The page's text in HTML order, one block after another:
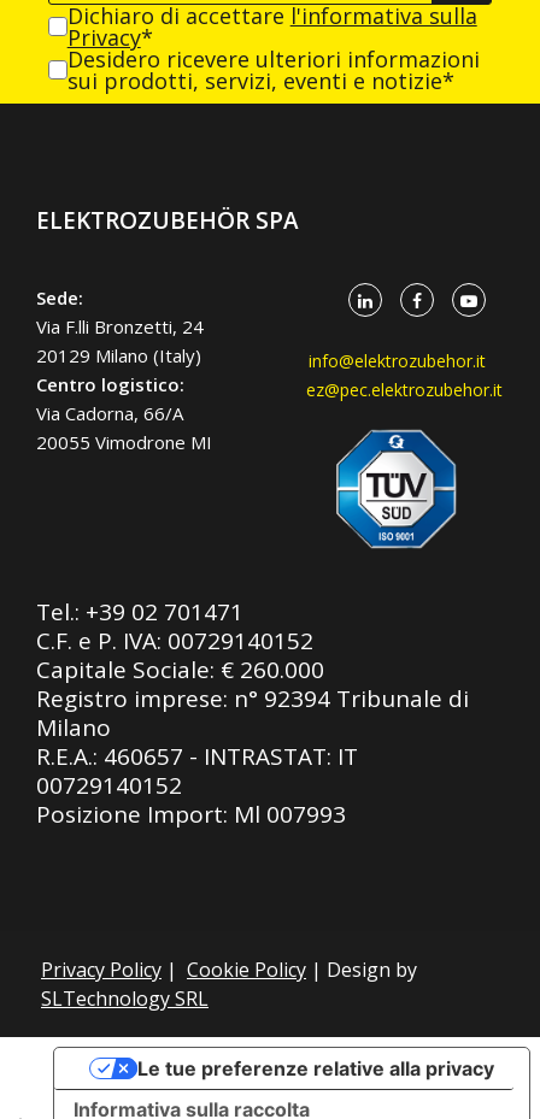
Dichiaro di accettare l'informativa sulla
Privacy*
Desidero ricevere ulteriori informazioni
sui prodotti, servizi, eventi e notizie*
ELEKTROZUBEHÖR SPA
Sede:
Via F.lli Bronzetti, 24
20129 Milano (Italy)
Centro logistico:
Via Cadorna, 66/A
20055 Vimodrone MI
info@elektrozubehor.it
ez@pec.elektrozubehor.it
Tel.: +39 02 701471
C.F. e P. IVA: 00729140152
Capitale Sociale: € 260.000
Registro imprese: n° 92394 Tribunale di
Milano
R.E.A.: 460657 - INTRASTAT: IT
00729140152
Posizione Import: Ml 007993
Privacy Policy | Cookie Policy | Design by
SLTechnology SRL
Informativa sulla raccolta
Le tue preferenze relative alla privacy